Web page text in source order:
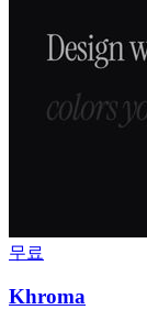
무료
Khroma